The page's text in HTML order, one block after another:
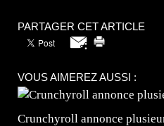
PARTAGER CET ARTICLE
VOUS AIMEREZ AUSSI :
Crunchyroll annonce